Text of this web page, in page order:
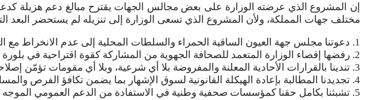
إن المشروع الذي عرضته الوزارة على بعض مجالس الجهات يقترح مبالغ دعم هزيلة
مختلف جهات المملكة، ولأن المشروع الذي تسعى الوزارة إلى تنزيله لم يستحضر البعد
1. دعوتنا مجلس جهة العيون الساقية الحمراء والسلطات المحلية إلى عدم الانخراط مع الوزارة في هذا المخطط الذي يستهدف قتل ودمار الصحافة الجهوية.
2. رفضها إقصاء الوزارة المتعمد للصحافة الجهوية من المشاركة كقوة اقتراحية في بلورة أي تصور للدعم العمومي.
3. تندينا بالقرارات الأحادية المعلنة والمفروضة بلا أي شرعية، وبلا أي مقومات تؤمّن إصلاحا حقيقيا لمنظومة الصحافة الجهوية خاصة بالأقاليم الجنوبية.
4. تجديدنا المطالبة بإعادة الهيكلة القانونية لسوق الإشهار بما يضمن تكافؤ الفرص والمساواة في الاستفادة منه والولوج إليه.
5. تشبثنا بكامل حقنا كمؤسسات صحفية وطنية في الاستفادة من الدعم العمومي الموجه لقطاع الصحافة والنشر والتوزيع والطباعة.